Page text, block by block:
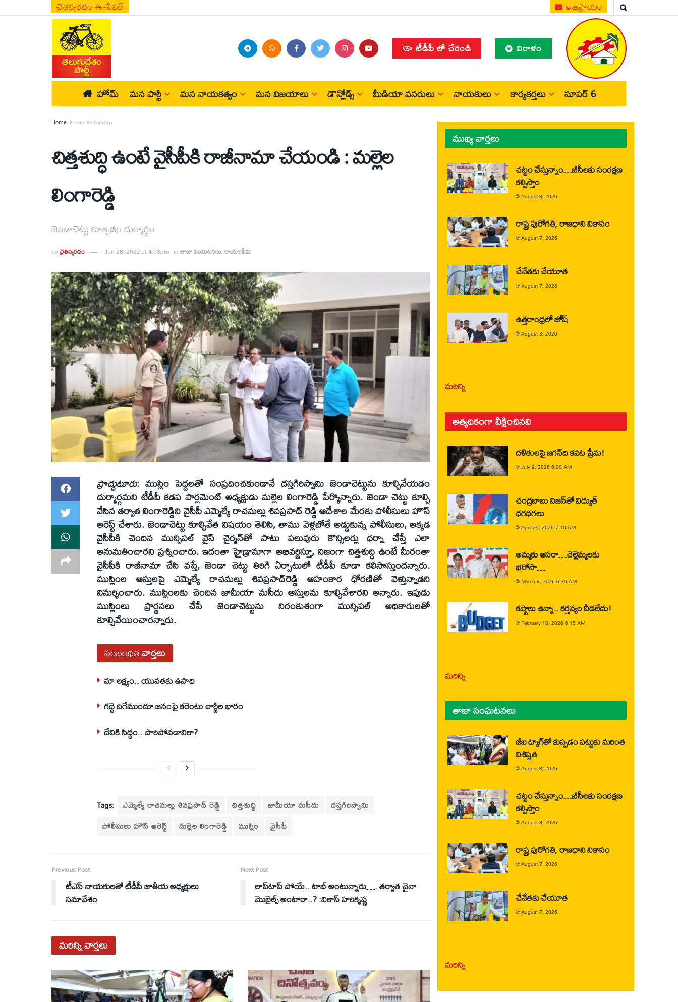
చైతన్యరధం ఈ-పేపర్ అభిప్రాయం
టీడీపీ లో చేరండి విరాళం
హోమ్ మన పార్టీ మన నాయకత్వం మన విజయాలు డౌన్లోడ్స్ మీడియా వనరులు నాయకులు కార్యకర్తలు సూపర్ 6
Home తాజా సంఘటనలు
చిత్తశుద్ధి ఉంటే వైసీపీకి రాజీనామా చేయండి : మల్లెల
లింగారెడ్డి
జెండాచెట్టు కూల్చడం దుర్మార్గం
byచైతన్యరధం Jun 28, 2022 at 4:58pm inతాజా సంఘటనలు,రాయలసీమ
ప్రొద్దుటూరు: ముస్లిం పెద్దలతో సంప్రదించకుండానే దస్తగిరిస్వామి జెండాచెట్టును కూల్చివేయడం
దుర్మార్గమని టీడీపీ కడప పార్లమెంట్‌ అధ్యక్షుడు మల్లెల లింగారెడ్డి పేర్కొన్నారు. జెండా చెట్టు కూల్చి
వేసిన తర్వాత లింగారెడ్డిని వైసీపీ ఎమ్మెల్యే రాచమల్లు శివప్రసాద్ రెడ్డి ఆదేశాల మేరకు పోలీసులు హౌస్
అరెస్ట్ చేశారు. జెండాచెట్టు కూల్చివేత విషయం తెలిసి, తాము వెళ్లబోతే అడ్డుకున్న పోలీసులు, అక్కడ
వైసీపీకి చెందిన మున్సిపల్‌ వైస్‌ చైర్మన్‌తో పాటు పలువురు కౌన్సిలర్లు ధర్నా చేస్తే ఎలా
అనుమతించారని ప్రశ్నించారు. ఇదంతా హైడ్రామాగా అభివర్ణిస్తూ, నిజంగా చిత్తశుద్ధి ఉంటే మీరంతా
వైసీపీకి రాజీనామా చేసి వస్తే, జెండా చెట్టు తిరిగి ఏర్పాటులో టీడీపీ కూడా కలిసొస్తుందన్నారు.
ముస్లింల ఆస్తులపై ఎమ్మెల్యే రాచమల్లు శివప్రసాద్‌రెడ్డి ఆహంకార ధోరణితో వెళ్తున్నాడని
విమర్శించారు. ముస్లింలకు చెందిన జామీయా మసీదు ఆస్తులను కూల్చివేశారని అన్నారు. ఇపుడు
ముస్లింలు ప్రార్థనలు చేసే జెండాచెట్టును నిరంకుశంగా మున్సిపల్‌ అధికారులతో
కూల్చివేయించారన్నారు.
సంబంధితవార్తలు
మా లక్ష్యం.. యువతకు ఉపాధి
గద్దె దిగేముందూ జనంపై కరెంటు చార్జీల భారం
దేనికి సిద్ధం.. పారిపోవడానికా?
Tags: ఎమ్మెల్యే రాచమల్లు శివప్రసాద్ రెడ్డి చిత్తశుద్ధి జామీయా మసీదు
దస్తగిరిస్వామి
పోలీసులు హౌస్ అరెస్ట్
మల్లెల లింగారెడ్డి ముస్లిం వైసీపీ
Previous Post
టీఎస్‌ నాయకులతో టీడీపీ జాతీయ అధ్యక్షులు
సమావేశం
Next Post
లాప్‌టాప్ పోయే.. టాబ్ అంటున్నారు…. తర్వాత చైనా
మొబైల్స్ అంటారా..? :వికాస్ హరికృష్ణ
మరిన్నివార్తలు
ముఖ్య వార్తలు
చట్టం చేస్తున్నాం…బీసీలకు సంరక్షణ
కల్పిస్తాం
@August 8, 2026
రాష్ట్ర పురోగతి, రాజధాని వికాసం
@August 7, 2026
చేనేతకు చేయూత
@August 7, 2026
ఉత్తరాంధ్రలో జోష్
@August 3, 2026
మరిన్ని
అత్యధికంగా వీక్షించినవి
దళితులపై జగన్‌ది కపట ప్రేమ!
@July 9, 2026 6:00 AM
చంద్రబాబు విజన్‌తో విద్యుత్
ధగధగలు
@April 29, 2026 7:10 AM
అమ్మకు ఆసరా…చెల్లెమ్మలకు
భరోసా…
@ March 8, 2026 6:30 AM
కష్టాలు ఉన్నా.. కర్తవ్యం వీడలేదు!
@February 18, 2026 6:15 AM
మరిన్ని
తాజా సంఘటనలు
జీఐ ట్యాగ్‌తో కుప్పడం పట్టుకు మరింత
విశిష్టత
@August 8, 2026
చట్టం చేస్తున్నాం…బీసీలకు సంరక్షణ
కల్పిస్తాం
@August 8, 2026
రాష్ట్ర పురోగతి, రాజధాని వికాసం
@August 7, 2026
చేనేతకు చేయూత
@August 7, 2026
మరిన్ని